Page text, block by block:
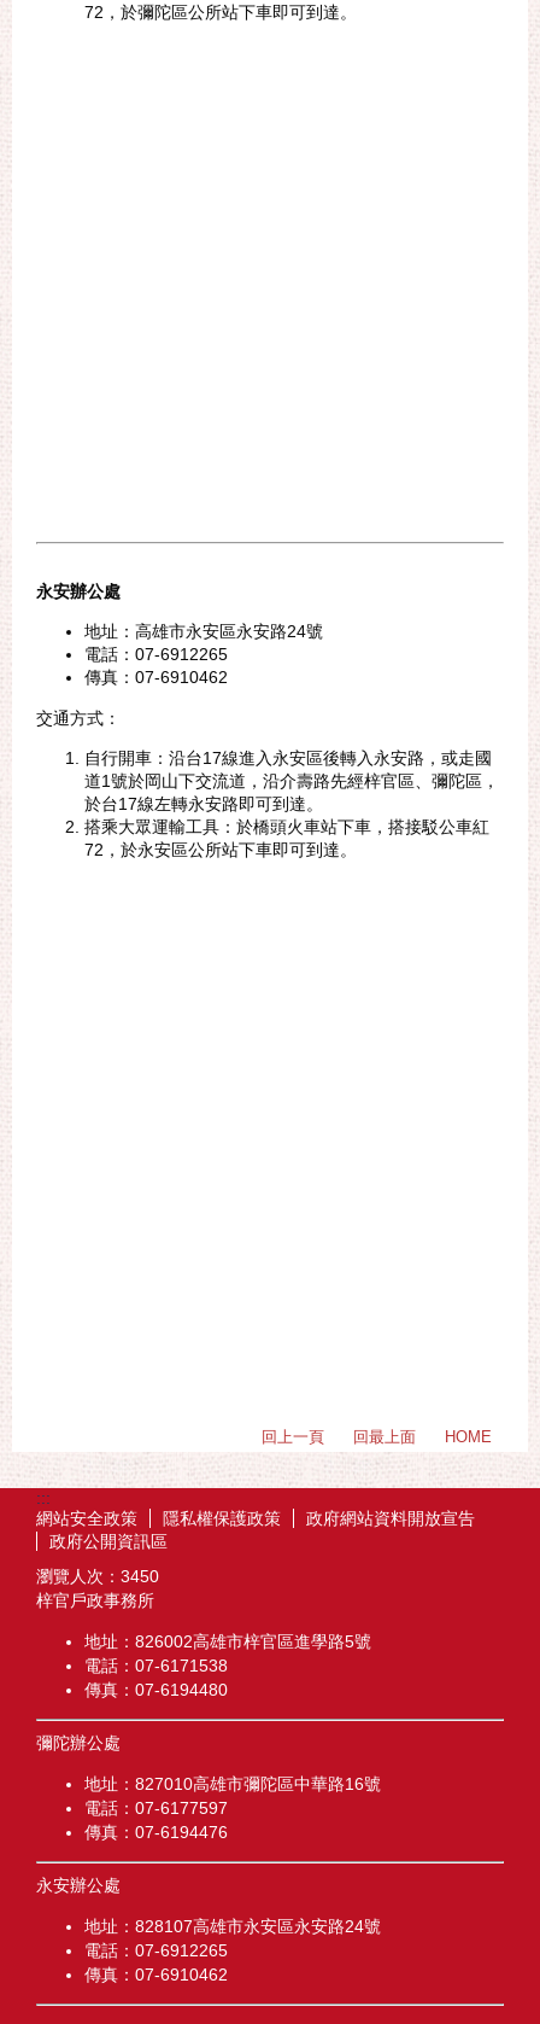
72，於彌陀區公所站下車即可到達。
永安辦公處
地址：高雄市永安區永安路24號
電話：07-6912265
傳真：07-6910462
交通方式：
自行開車：沿台17線進入永安區後轉入永安路，或走國
道1號於岡山下交流道，沿介壽路先經梓官區、彌陀區，
於台17線左轉永安路即可到達。
搭乘大眾運輸工具：於橋頭火車站下車，搭接駁公車紅
72，於永安區公所站下車即可到達。
回上一頁 回最上面 HOME
:::
網站安全政策
隱私權保護政策
政府網站資料開放宣告
政府公開資訊區
瀏覽人次： 3450
梓官戶政事務所
地址：826002高雄市梓官區進學路5號
電話：07-6171538
傳真：07-6194480
彌陀辦公處
地址：827010高雄市彌陀區中華路16號
電話：07-6177597
傳真：07-6194476
永安辦公處
地址：828107高雄市永安區永安路24號
電話：07-6912265
傳真：07-6910462